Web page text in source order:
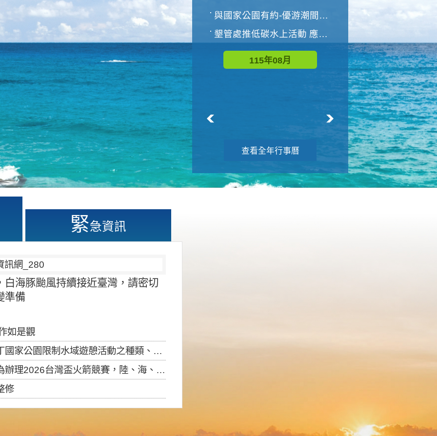
與國家公園有約-優游潮間探險者
墾管處推低碳水上活動 應屆畢業生限額免費參加
115年08月
世界地球清潔日 墾管處辦理「2026年墾丁國家公園沙灘淨灘活動
115年09月
查看全年行事曆
緊急資訊
海豚颱風持續接近臺灣，請密切
準備
如是觀
制水域遊憩活動之種類、範圍、時間及行為」，自即日生效。
盃火箭競賽，陸、海、空域警戒及協調相關事宜，因颱風備案事宜
修